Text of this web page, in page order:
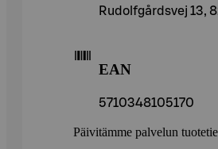
Rudolfgårdsvej 13,
EAN
5710348105170
Päivitämme palvelun